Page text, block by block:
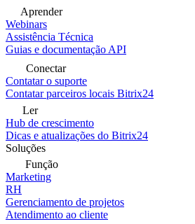
Aprender
Webinars
Assistência Técnica
Guias e documentação API
Conectar
Contatar o suporte
Contatar parceiros locais Bitrix24
Ler
Hub de crescimento
Dicas e atualizações do Bitrix24
Soluções
Função
Marketing
RH
Gerenciamento de projetos
Atendimento ao cliente